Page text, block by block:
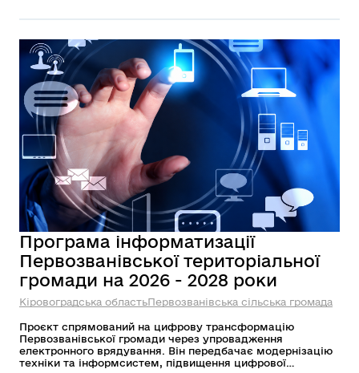
Програма інформатизації
Первозванівської територіальної
громади на 2026 - 2028 роки
Кіровоградська областьПервозванівська сільська громада
Проєкт спрямований на цифрову трансформацію
Первозванівської громади через упровадження
електронного врядування. Він передбачає модернізацію
техніки та інформсистем, підвищення цифрової